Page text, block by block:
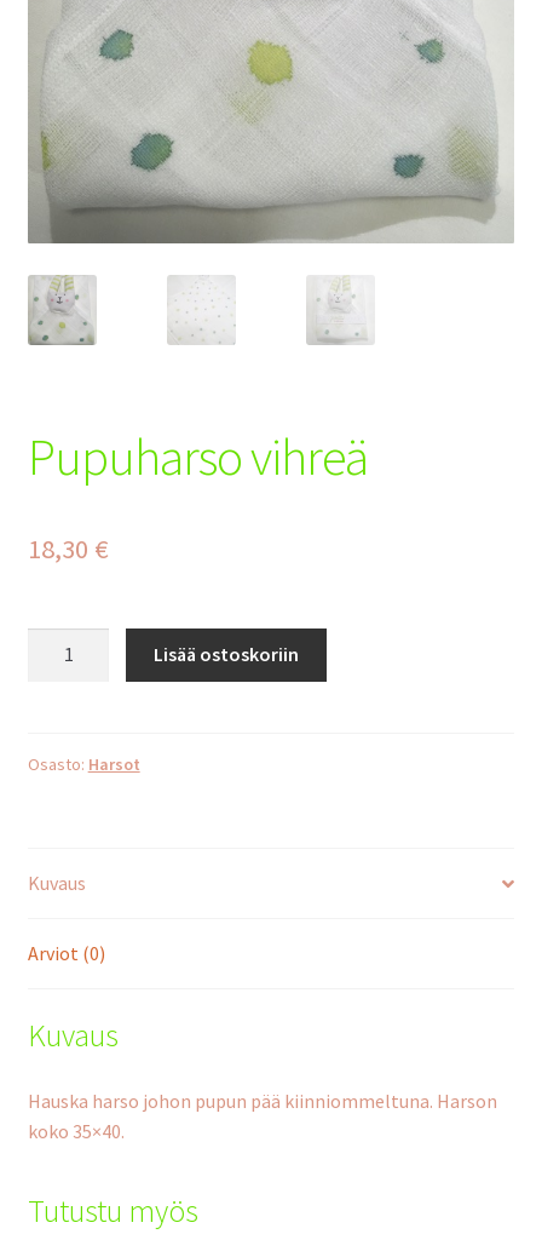
Tilaus- ja toimitusehdot
Yhteystiedot
Maksuehdot
Pupuharso vihreä
18,30 €
Lisää ostoskoriin
Osasto: Harsot
Kuvaus
Arviot (0)
Kuvaus
Hauska harso johon pupun pää kiinniommeltuna. Harson
koko 35×40.
Tutustu myös